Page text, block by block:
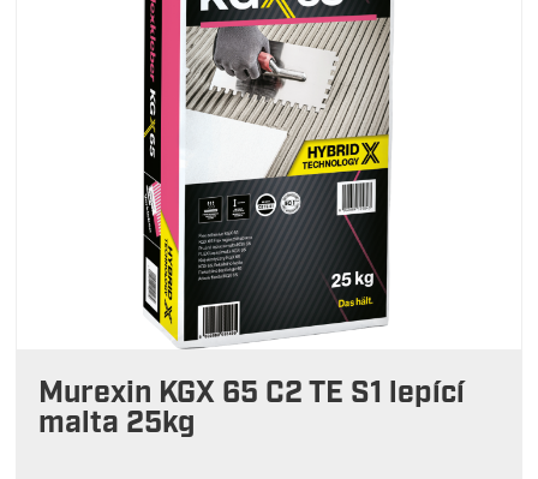
Murexin KGX 65 C2 TE S1 lepící
malta 25kg